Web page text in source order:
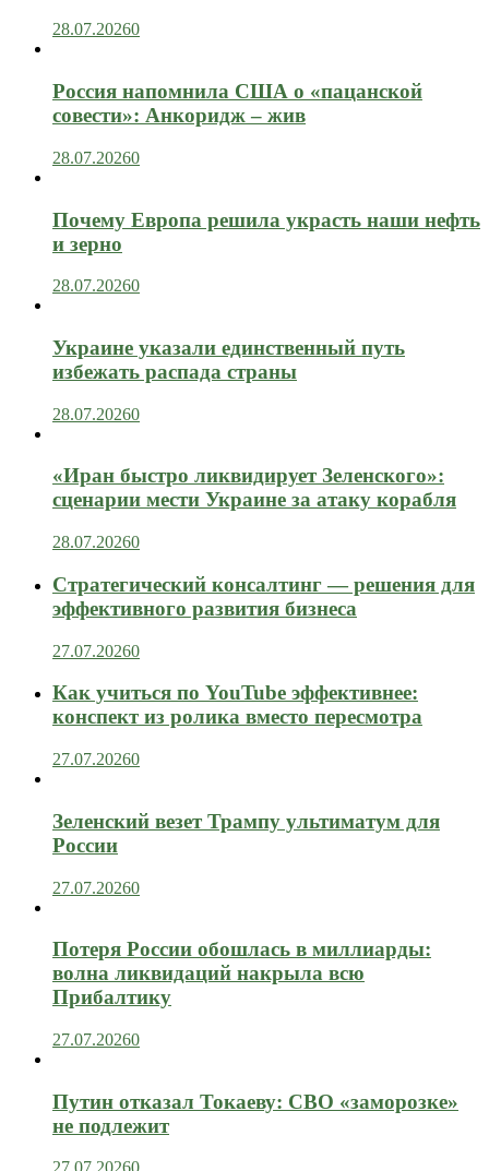
28.07.20260
Россия напомнила США о «пацанской
совести»: Анкоридж – жив
28.07.20260
Почему Европа решила украсть наши нефть
и зерно
28.07.20260
Украине указали единственный путь
избежать распада страны
28.07.20260
«Иран быстро ликвидирует Зеленского»:
сценарии мести Украине за атаку корабля
28.07.20260
Стратегический консалтинг — решения для
эффективного развития бизнеса
27.07.20260
Как учиться по YouTube эффективнее:
конспект из ролика вместо пересмотра
27.07.20260
Зеленский везет Трампу ультиматум для
России
27.07.20260
Потеря России обошлась в миллиарды:
волна ликвидаций накрыла всю
Прибалтику
27.07.20260
Путин отказал Токаеву: СВО «заморозке»
не подлежит